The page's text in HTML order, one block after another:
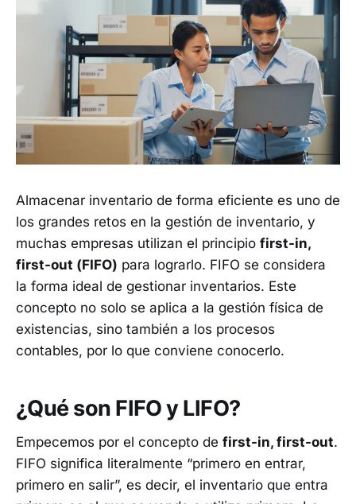
Almacenar inventario de forma eficiente es uno de
los grandes retos en la gestión de inventario, y
muchas empresas utilizan el principio first-in,
first-out (FIFO) para lograrlo. FIFO se considera
la forma ideal de gestionar inventarios. Este
concepto no solo se aplica a la gestión física de
existencias, sino también a los procesos
contables, por lo que conviene conocerlo.
¿Qué son FIFO y LIFO?
Empecemos por el concepto de first-in, first-out.
FIFO significa literalmente “primero en entrar,
primero en salir”, es decir, el inventario que entra